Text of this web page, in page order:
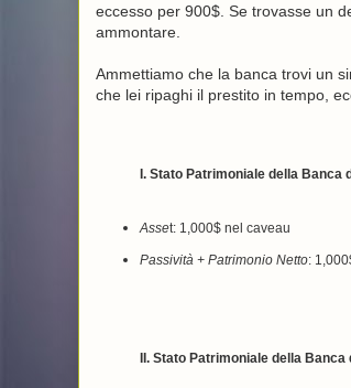
eccesso per 900$. Se trovasse un
ammontare.
Ammettiamo che la banca trovi un
che lei ripaghi il prestito in tempo,
I. Stato Patrimoniale della Banca
Asset: 1,000$ nel caveau
Passività + Patrimonio Netto:
II. Stato Patrimoniale della